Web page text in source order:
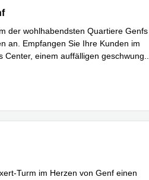
Business Centre, 6. Stock, Genf
der wohlhabendsten Quartiere Genfs
an. Empfangen Sie Ihre Kunden im
Center, einem auffälligen geschwung
Genf
Turm im Herzen von Genf einen